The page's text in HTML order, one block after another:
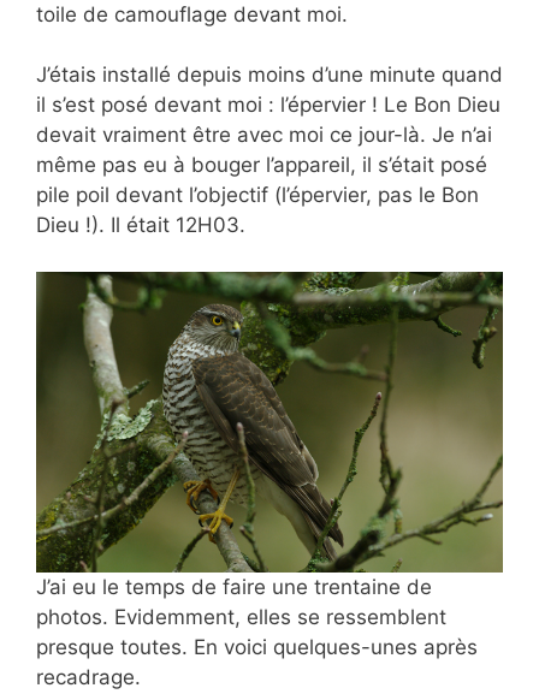
toile de camouflage devant moi.
J’étais installé depuis moins d’une minute quand
il s’est posé devant moi : l’épervier ! Le Bon Dieu
devait vraiment être avec moi ce jour-là. Je n’ai
même pas eu à bouger l’appareil, il s’était posé
pile poil devant l’objectif (l’épervier, pas le Bon
Dieu !). Il était 12H03.
J’ai eu le temps de faire une trentaine de
photos. Evidemment, elles se ressemblent
presque toutes. En voici quelques-unes après
recadrage.